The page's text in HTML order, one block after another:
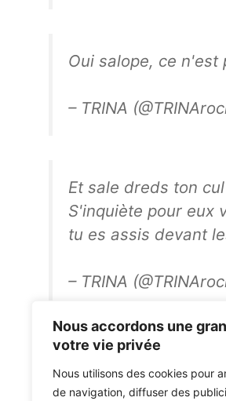
Nous accordons une
votre vie privée
Nous utilisons des cookies pour
de navigation, diffuser des
Oui salope, ce
– TRINA
Et sale dreds ton
S'inquiète pour eux
tu es assis devant
– TRINA
Ibiza Rocks débutera ses
Des labels et des artistes